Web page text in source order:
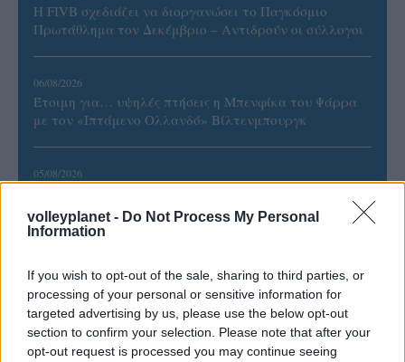
volleyplanet - Do Not Process My Personal
Information
If you wish to opt-out of the sale, sharing to third parties, or
processing of your personal or sensitive information for
targeted advertising by us, please use the below opt-out
section to confirm your selection. Please note that after your
opt-out request is processed you may continue seeing
Η FIVB σχεδιάζει να διοργανώσει το Παγκόσμιο
Πρωτάθλημα τον Δεκέμβριο – Αντιδρούν οι σύλλογοι
06/08/2026
Έτοιμη για… υψηλές πτήσεις η Μπενφίκα του Ψάρρα
με τον «Ιπτάμενο Ολλανδό» Βίλτενμπουργκ
05/08/2026
Ουρμπίνο
Προς στρατηγική συνεργασία ΠΑΣΑΠΠ και
Πανεπιστημίου Πατρών